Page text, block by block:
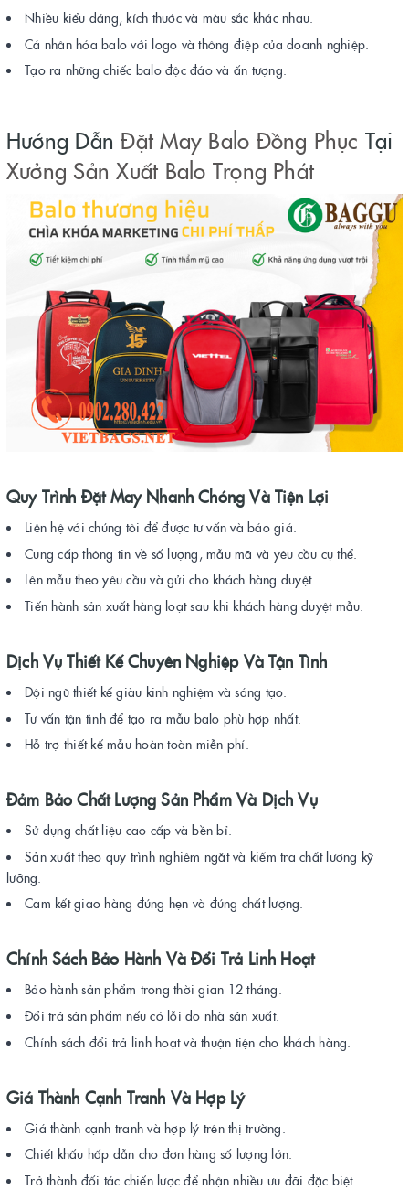
Nhiều kiểu dáng, kích thước và màu sắc khác nhau.
Cá nhân hóa balo với logo và thông điệp của doanh nghiệp.
Tạo ra những chiếc balo độc đáo và ấn tượng.
Hướng DẫnĐặt May Balo Đồng Phục Tại
Xưởng Sản Xuất Balo Trọng Phát
Quy Trình Đặt May Nhanh Chóng Và Tiện Lợi
Liên hệ với chúng tôi để được tư vấn và báo giá.
Cung cấp thông tin về số lượng, mẫu mã và yêu cầu cụ thể.
Lên mẫu theo yêu cầu và gửi cho khách hàng duyệt.
Tiến hành sản xuất hàng loạt sau khi khách hàng duyệt mẫu.
Dịch Vụ Thiết Kế Chuyên Nghiệp Và Tận Tình
Đội ngũ thiết kế giàu kinh nghiệm và sáng tạo.
Tư vấn tận tình để tạo ra mẫu balo phù hợp nhất.
Hỗ trợ thiết kế mẫu hoàn toàn miễn phí.
Đảm Bảo Chất Lượng Sản Phẩm Và Dịch Vụ
Sử dụng chất liệu cao cấp và bền bỉ.
Sản xuất theo quy trình nghiêm ngặt và kiểm tra chất lượng kỹ
lưỡng.
Cam kết giao hàng đúng hẹn và đúng chất lượng.
Chính Sách Bảo Hành Và Đổi Trả Linh Hoạt
Bảo hành sản phẩm trong thời gian 12 tháng.
Đổi trả sản phẩm nếu có lỗi do nhà sản xuất.
Chính sách đổi trả linh hoạt và thuận tiện cho khách hàng.
Giá Thành Cạnh Tranh Và Hợp Lý
Giá thành cạnh tranh và hợp lý trên thị trường.
Chiết khấu hấp dẫn cho đơn hàng số lượng lớn.
Trở thành đối tác chiến lược để nhận nhiều ưu đãi đặc biệt.